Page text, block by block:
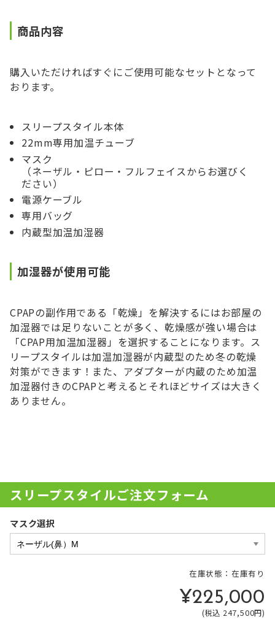
商品内容
購入いただければすぐにご使用可能なセットとなって
おります。
スリープスタイル本体
22mm専用加温チューブ
マスク
（ネーザル・ピロー・フルフェイスからお選びく
ださい）
電源ケーブル
専用バッグ
内蔵型加温加湿器
加湿器が使用可能
CPAPの副作用である「乾燥」を解決するにはお部屋の
加湿器では足りないことが多く、乾燥感が強い場合は
「CPAP用加温加湿器」を選択することになります。ス
リープスタイルは加温加湿器が内蔵型のため冬の乾燥
対策ができます！また、アダプターが内蔵のため加温
加湿器付きのCPAPと考えるとそれほどサイズは大きく
ありません。
スリープスタイルご注文フォーム
マスク選択
在庫状態：在庫有り
¥225,000
(税込 247,500円)